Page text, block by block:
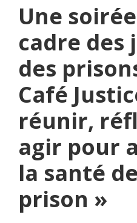
Une
cadre des
des
Café
réunir,
agir pour
la santé
prison »